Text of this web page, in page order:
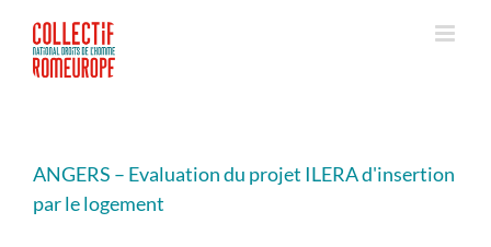
contenu
ANGERS – Evaluation du projet ILERA d'insertion
par le logement